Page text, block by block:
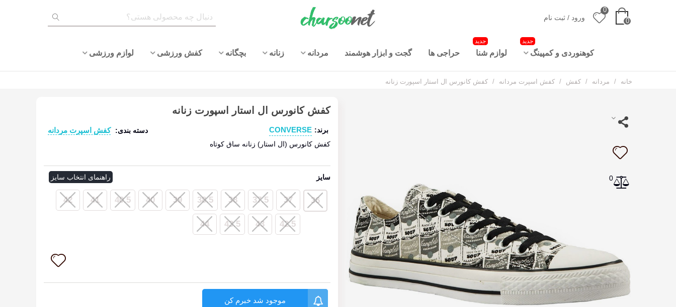
0
0
ورود / ثبت نام
کوهنوردی و کمپینگ
جدید
لوازم شنا
جدید
حراجی ها گجت و ابزار هوشمند مردانه زنانه بچگانه کفش ورزشی لوازم ورزشی
خانه / مردانه / کفش / کفش اسپرت مردانه / کفش کانورس ال استار اسپورت زنانه
0
کفش کانورس ال استار اسپورت زنانه
برند: CONVERSE دسته بندی: کفش اسپرت مردانه
کفش کانورس (ال استار) زنانه ساق کوتاه
سایز
راهنمای انتخاب سایز
36
37
37.5
38
38.5
39
40
40.5
41
42
42.5
43
43.5
44
موجود شد خبرم کن